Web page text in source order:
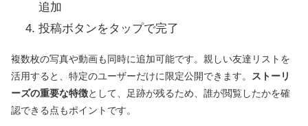
追加
投稿ボタンをタップで完了
複数枚の写真や動画も同時に追加可能です。親しい友達リストを
活用すると、特定のユーザーだけに限定公開できます。
ストーリ
ーズの重要な特徴として、足跡が残るため、誰が閲覧したかを確
認できる点もポイントです。